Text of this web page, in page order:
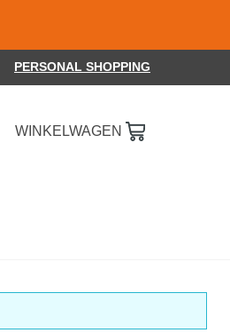
PERSONAL SHOPPING
WINKELWAGEN